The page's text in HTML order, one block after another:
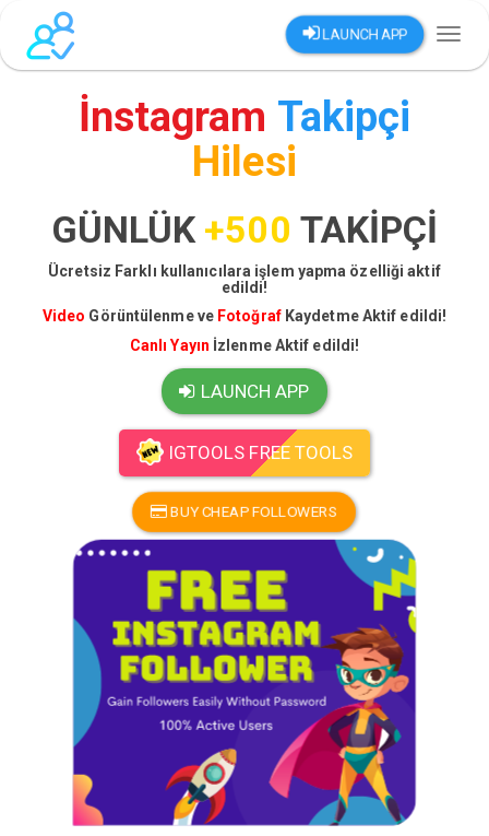
LAUNCH APP
İnstagram Takipçi
Hilesi
GÜNLÜK +500 TAKİPÇİ
Ücretsiz Farklı kullanıcılara işlem yapma özelliği aktif
edildi!
Video Görüntülenme ve Fotoğraf Kaydetme Aktif edildi!
Canlı Yayın İzlenme Aktif edildi!
LAUNCH APP
IGTOOLS FREE TOOLS
BUY CHEAP FOLLOWERS